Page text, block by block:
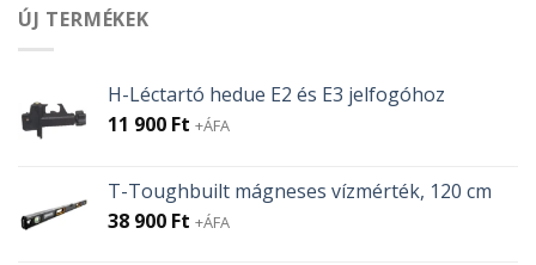
ÚJ TERMÉKEK
H-Léctartó hedue E2 és E3 jelfogóhoz
11 900 Ft +ÁFA
T-Toughbuilt mágneses vízmérték, 120 cm
38 900 Ft +ÁFA